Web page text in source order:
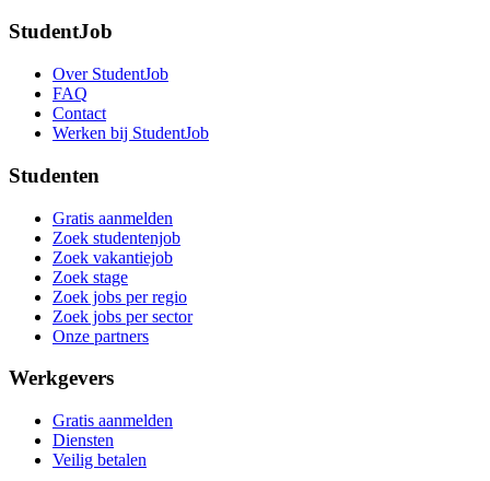
StudentJob
Over StudentJob
FAQ
Contact
Werken bij StudentJob
Studenten
Gratis aanmelden
Zoek studentenjob
Zoek vakantiejob
Zoek stage
Zoek jobs per regio
Zoek jobs per sector
Onze partners
Werkgevers
Gratis aanmelden
Diensten
Veilig betalen